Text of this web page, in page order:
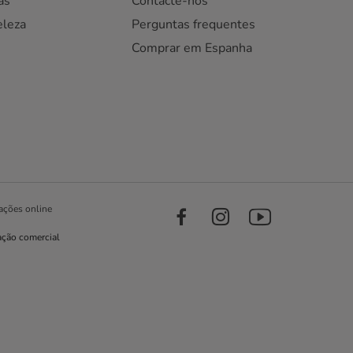
Perguntas frequentes
Comprar em Espanha
online
comercial